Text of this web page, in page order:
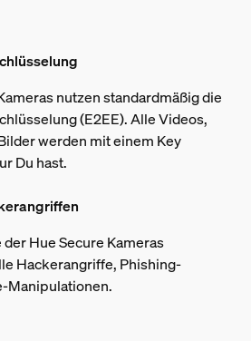
nutzen standardmäßig die
(E2EE). Alle Videos,
werden mit einem Key
Du hast.
Hue Secure Kameras
Hackerangriffe, Phishing-
Manipulationen.